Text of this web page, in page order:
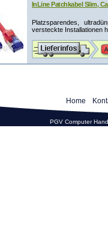
InLine Patchkabel Slim,
Platzsparendes,
versteckte Installationen
Home
PGV Computer